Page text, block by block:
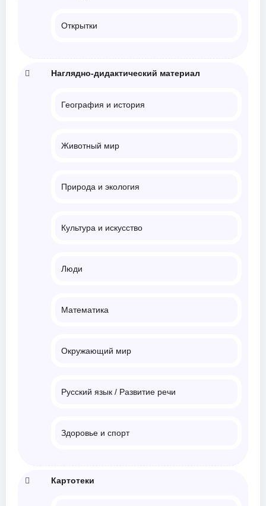
Открытки
Наглядно-дидактический материал
География и история
Животный мир
Природа и экология
Культура и искусство
Люди
Математика
Окружающий мир
Русский язык / Развитие речи
Здоровье и спорт
Картотеки